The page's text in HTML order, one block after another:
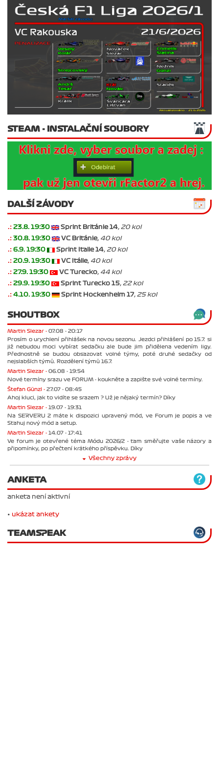
STEAM - INSTALAČNÍ SOUBORY
DALŠÍ ZÁVODY
.: 23.8. 19:30 Sprint Británie 14, 20 kol
.: 30.8. 19:30 VC Británie, 40 kol
.: 6.9. 19:30 Sprint Italie 14, 20 kol
.: 20.9. 19:30 VC Itálie, 40 kol
.: 27.9. 19:30 VC Turecko, 44 kol
.: 29.9. 19:30 Sprint Turecko 15, 22 kol
.: 4.10. 19:30 Sprint Hockenheim 17, 25 kol
SHOUTBOX
Martin Slezar - 07.08 - 20:17
Prosím o urychlení přihlášek na novou sezonu. Jezdci přihlášení po 15.7. si
již nebudou moci vybírat sedačku ale bude jim přidělena vedením ligy.
Přednostně se budou obsazovat volné týmy, poté druhé sedačky od
nejslabších týmů. Rozdělení týmů 16.7.
Martin Slezar - 06.08 - 19:54
Nové termíny srazu ve FORUM - koukněte a zapište své volné termíny.
Štefan Günzl - 27.07 - 08:45
Ahoj kluci, jak to vidíte se srazem ? Už je nějaký termín? Díky
Martin Slezar - 19.07 - 19:31
Na SERVERU 2 máte k dispozici upravený mód, ve Forum je popis a ve
Stahuj nový mód a setup.
Martin Slezar - 14.07 - 17:41
Ve forum je otevřené téma Módu 2026/2 - tam směřujte vaše názory a
připomínky, po přečtení krátkého příspěvku. Díky
Všechny zprávy
ANKETA
anketa není aktivní
• ukázat ankety
TEAMSPEAK